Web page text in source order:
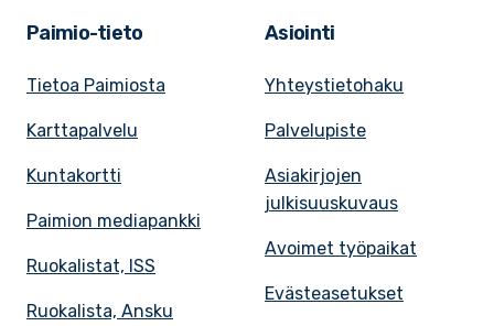
Paimio-tieto
Tietoa Paimiosta
Karttapalvelu
Kuntakortti
Paimion mediapankki
Ruokalistat, ISS
Ruokalista, Ansku
Asiointi
Yhteystietohaku
Palvelupiste
Asiakirjojen
julkisuuskuvaus
Avoimet työpaikat
Evästeasetukset